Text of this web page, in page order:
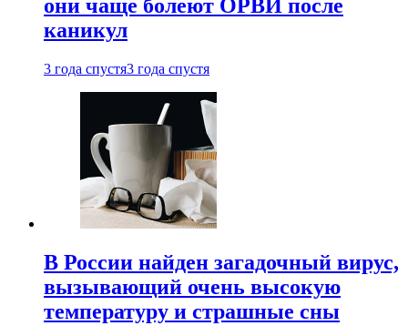
они чаще болеют ОРВИ после
каникул
3 года спустя3 года спустя
В России найден загадочный вирус,
вызывающий очень высокую
температуру и страшные сны